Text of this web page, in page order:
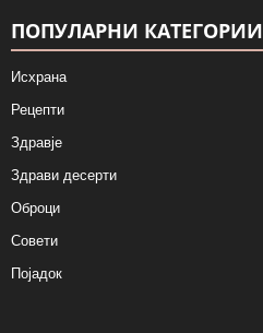
ПОПУЛАРНИ КАТЕГОРИИ
Исхрана
Рецепти
Здравје
Здрави десерти
Оброци
Совети
Појадок